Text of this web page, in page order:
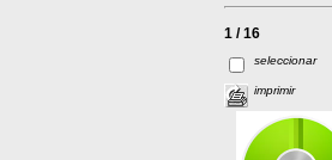
1 / 16
seleccionar
imprimir